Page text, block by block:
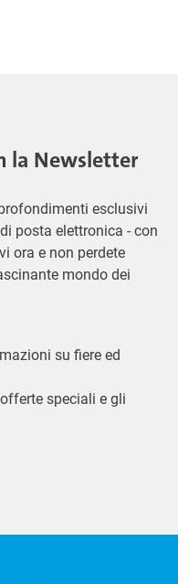
la Newsletter
esclusivi
posta elettronica - con
ora e non perdete
mondo dei
su fiere ed
speciali e gli